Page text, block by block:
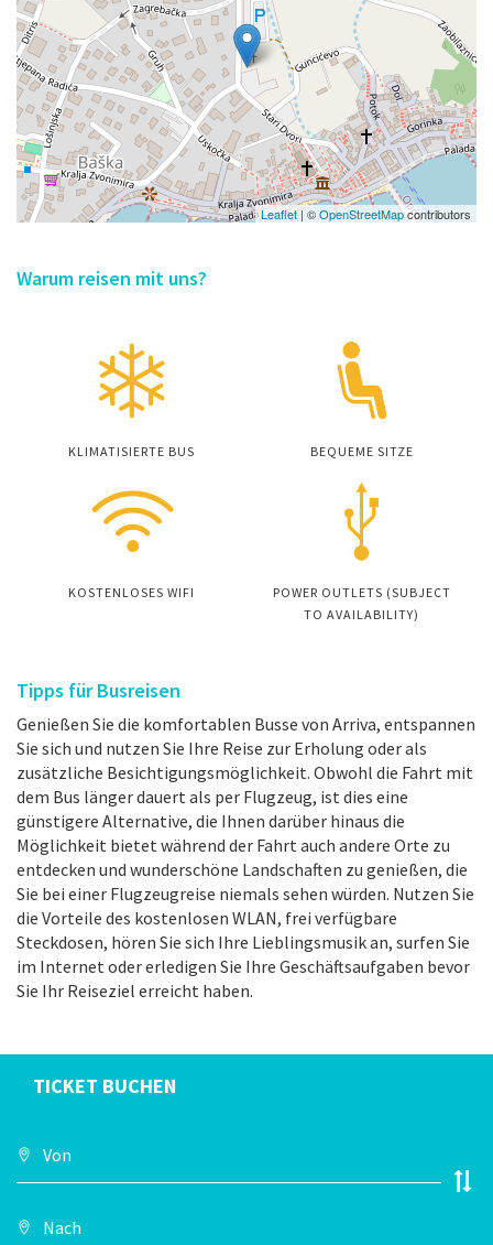
Leaflet| ©OpenStreetMapcontributors
Warum reisen mit uns?
KLIMATISIERTE BUS BEQUEME SITZE
KOSTENLOSES WIFI
POWER OUTLETS (SUBJECT
TO AVAILABILITY)
Tipps für Busreisen
Genießen Sie die komfortablen Busse von Arriva, entspannen
Sie sich und nutzen Sie Ihre Reise zur Erholung oder als
zusätzliche Besichtigungsmöglichkeit. Obwohl die Fahrt mit
dem Bus länger dauert als per Flugzeug, ist dies eine
günstigere Alternative, die Ihnen darüber hinaus die
Möglichkeit bietet während der Fahrt auch andere Orte zu
entdecken und wunderschöne Landschaften zu genießen, die
Sie bei einer Flugzeugreise niemals sehen würden. Nutzen Sie
die Vorteile des kostenlosen WLAN, frei verfügbare
Steckdosen, hören Sie sich Ihre Lieblingsmusik an, surfen Sie
im Internet oder erledigen Sie Ihre Geschäftsaufgaben bevor
Sie Ihr Reiseziel erreicht haben.
TICKET BUCHEN